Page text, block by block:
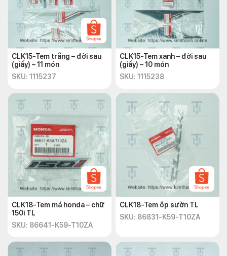
CLK15-Tem trắng – đời sau
(giấy) – 11 món
SKU: 1115237
CLK15-Tem xanh – đời sau
(giấy) – 10 món
SKU: 1115238
CLK18-Tem má honda – chữ
150i TL
SKU: 86641-K59-T10ZA
CLK18-Tem ốp sườn TL
SKU: 86831-K59-T10ZA